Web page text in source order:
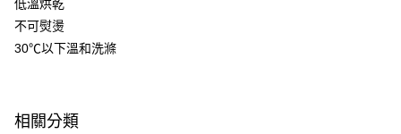
每筆NT$90，滿NT$888(含以上)免運費
付款後萊爾富取貨
每筆NT$90，滿NT$1,000(含以上)免運費
低溫烘乾
不可熨燙
30℃以下溫和洗滌
相關分類